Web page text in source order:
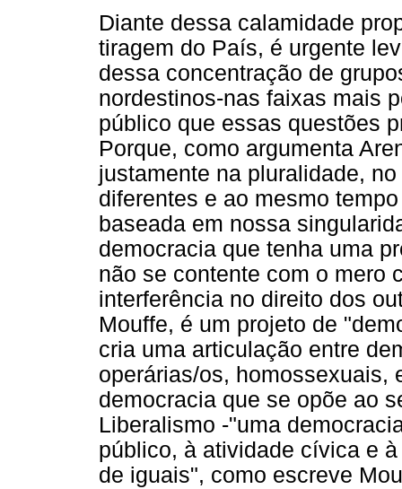
Diante dessa calamidade
tiragem do País, é urgente
dessa concentração de
nordestinos-nas faixas mais
público que essas questões
Porque, como argumenta
justamente na pluralidade,
diferentes e ao mesmo
baseada em nossa
democracia que tenha uma
não se contente com o mero
interferência no direito dos
Mouffe, é um projeto de
cria uma articulação entre
operárias/os, homossexuais,
democracia que se opõe ao
Liberalismo -"uma
público, à atividade cívica e
de iguais", como escreve